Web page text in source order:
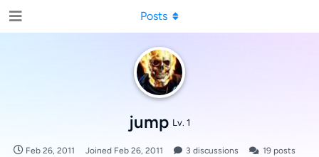
jump Lv. 1
Feb 26, 2011 Joined Feb 26, 2011 3 discussions 19posts
Posts